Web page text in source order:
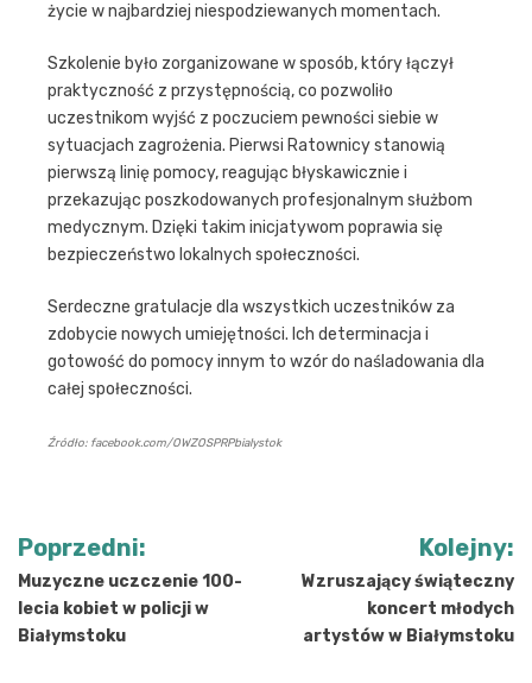
życie w najbardziej niespodziewanych momentach.
Szkolenie było zorganizowane w sposób, który łączył
praktyczność z przystępnością, co pozwoliło
uczestnikom wyjść z poczuciem pewności siebie w
sytuacjach zagrożenia. Pierwsi Ratownicy stanowią
pierwszą linię pomocy, reagując błyskawicznie i
przekazując poszkodowanych profesjonalnym służbom
medycznym. Dzięki takim inicjatywom poprawia się
bezpieczeństwo lokalnych społeczności.
Serdeczne gratulacje dla wszystkich uczestników za
zdobycie nowych umiejętności. Ich determinacja i
gotowość do pomocy innym to wzór do naśladowania dla
całej społeczności.
Źródło: facebook.com/OWZOSPRPbialystok
Nawigacja
wpisu
Poprzedni:
Muzyczne uczczenie 100-
lecia kobiet w policji w
Białymstoku
Kolejny:
Wzruszający świąteczny
koncert młodych
artystów w Białymstoku